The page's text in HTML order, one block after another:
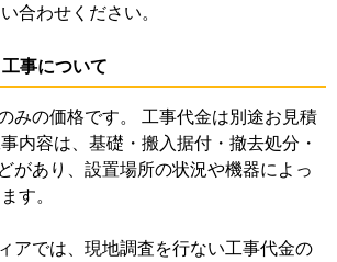
合わせください。
事について
みの価格です。 工事代金は別途お見積
内容は、基礎・搬入据付・撤去処分・
があり、設置場所の状況や機器によっ
す。
アでは、現地調査を行ない工事代金の